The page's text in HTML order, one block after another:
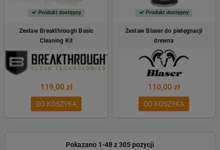
Produkt dostępny
Zestaw Breakthrough Basic
Cleaning Kit
119,00 zł
DO KOSZYKA
Produkt dostępny
Zestaw Blaser do pielęgnacji
drewna
110,00 zł
DO KOSZYKA
Pokazano 1-48 z 305 pozycji